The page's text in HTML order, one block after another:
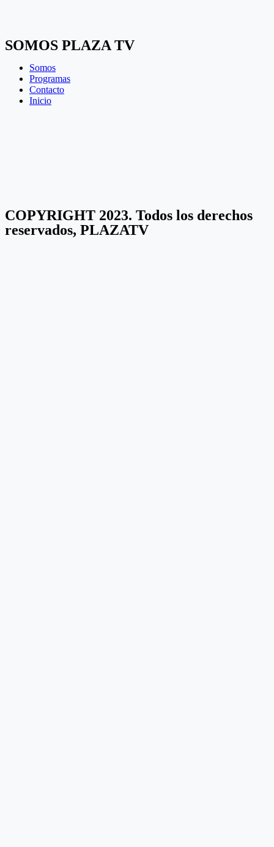
SOMOS PLAZA TV
Somos
Programas
Contacto
Inicio
COPYRIGHT 2023. Todos los derechos
reservados, PLAZATV